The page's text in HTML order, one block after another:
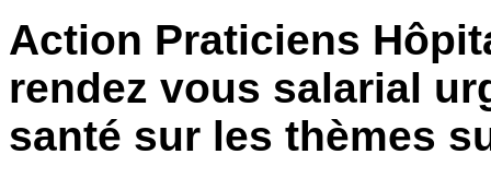
Action Praticiens
rendez vous salarial
santé sur les thèmes